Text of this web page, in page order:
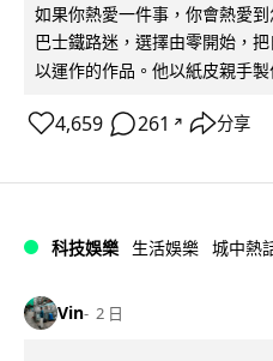
如果你熱愛一件事，你會熱愛
巴士鐵路迷，選擇由零開始，
以運作的作品。他以紙皮親手
4,659 261 ↗ 分享
科技娛樂 生活娛樂 城中熱
Vin 2 日